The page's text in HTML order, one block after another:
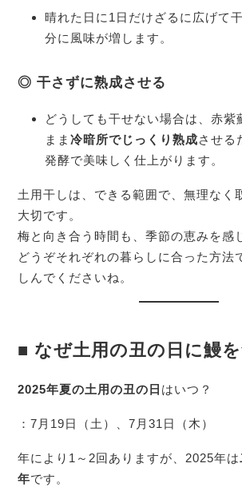
晴れた日に1日だけざるに広げて
分に風味が増します。
◎ 干さずに熟成させる
どうしても干せない場合は、赤紫
まま 冷暗所でじっくり熟成させる
発酵で美味しく仕上がります。
土用干しは、できる範囲で、無理なく
大切です。
梅と向き合う時間も、季節の恵みを感
どうぞそれぞれの暮らしに合った方法
しんでくださいね。
■ なぜ土用の丑の日に鰻
2025年夏の土用の丑の日 はいつ？
：7月19日（土）、7月31日（木）
年により1～2回ありますが、2025年は
年です。